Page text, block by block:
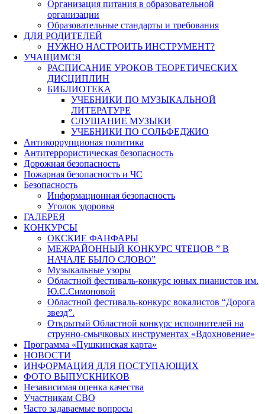
Организация питания в образовательной
организации
Образовательные стандарты и требования
ДЛЯ РОДИТЕЛЕЙ
НУЖНО НАСТРОИТЬ ИНСТРУМЕНТ?
УЧАЩИМСЯ
РАСПИСАНИЕ УРОКОВ ТЕОРЕТИЧЕСКИХ
ДИСЦИПЛИН
БИБЛИОТЕКА
УЧЕБНИКИ ПО МУЗЫКАЛЬНОЙ
ЛИТЕРАТУРЕ
СЛУШАНИЕ МУЗЫКИ
УЧЕБНИКИ ПО СОЛЬФЕДЖИО
Антикоррупционая политика
Антитеррористическая безопасность
Дорожная безопасность
Пожарная безопасность и ЧС
Безопасность
Информационная безопасность
Уголок здоровья
ГАЛЕРЕЯ
КОНКУРСЫ
ОКСКИЕ ФАНФАРЫ
МЕЖРАЙОННЫЙ КОНКУРС ЧТЕЦОВ ” В
НАЧАЛЕ БЫЛО СЛОВО”
Музыкальные узоры
Областной фестиваль-конкурс юных пианистов им.
Ю.С.Симоновой
Областной фестиваль-конкурс вокалистов “Дорога
звезд”.
Открытый Областной конкурс исполнителей на
струнно-смычковых инструментах «Вдохновение»
Программа «Пушкинская карта»
НОВОСТИ
ИНФОРМАЦИЯ ДЛЯ ПОСТУПАЮЩИХ
ФОТО ВЫПУСКНИКОВ
Независимая оценка качества
Участникам СВО
Часто задаваемые вопросы